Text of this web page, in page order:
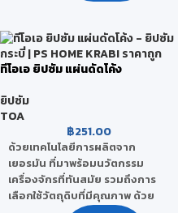
ทำให้แผ่นทีโอเอ ยิปซัม มีคุณสมบัติ
ที่เหนือโดดเด่น และได้รับการ
ยอมรับจากผู้ใช้งานเป็นอย่างดี
ทีโอเอ ยิปซัม แผ่นดัดโค้ง
ยิปซัม
TOA
฿251.00
ด้วยเทคโนโลยีการผลิตจาก
เยอรมัน ที่มาพร้อมนวัตกรรม
เครื่องจักรที่ทันสมัย รวมถึงการ
เลือกใช้วัตถุดิบที่มีคุณภาพ ด้วย